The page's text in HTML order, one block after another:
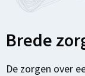
Brede
De zorgen over